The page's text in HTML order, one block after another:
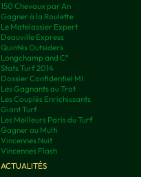
150 Chevaux par An
Gagner à la Roulette
Le Matelassier Expert
Deauville Express
Quintés Outsiders
Longchamp and C°
Stats Turf 2014
Dossier Confidentiel MI
Les Gagnants au Trot
Les Couplés Enrichissants
Giant Turf
Les Meilleurs Paris du Turf
Gagner au Multi
Vincennes Nuit
Vincennes Flash
ACTUALITÉS